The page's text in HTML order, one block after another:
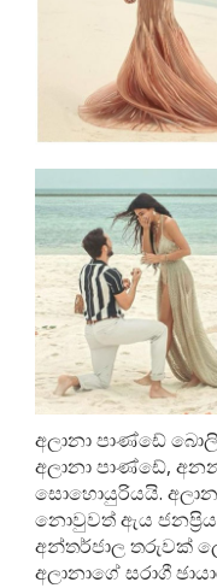
අලානා පාණ්ඩේ
අලානා පාණ්ඩේ,
සොහොයුරියයි.
නොවුවත් ඇය
අන්තර්ජාල තරුවක්
අලානාගේ සරාගී